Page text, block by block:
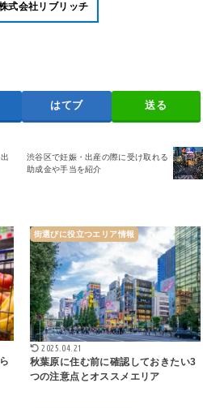
式会社リブリッチ
はてブ 送る
渋谷区で妊娠・出産の際に受け取れる
助成金や手当を紹介
街選びに役立つエリア情報
2025.04.21
秋葉原に住む前に確認しておきたい3
つの注意点とオススメエリア